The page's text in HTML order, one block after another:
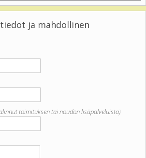
ja mahdollinen
toimituksen tai noudon lisäpalveluista)